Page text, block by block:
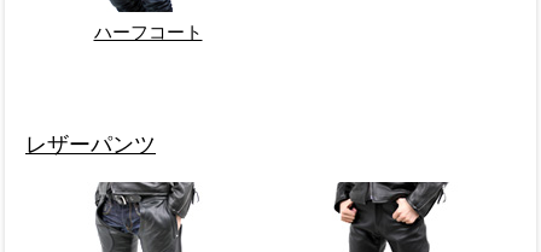
ハーフコート
レザーパンツ